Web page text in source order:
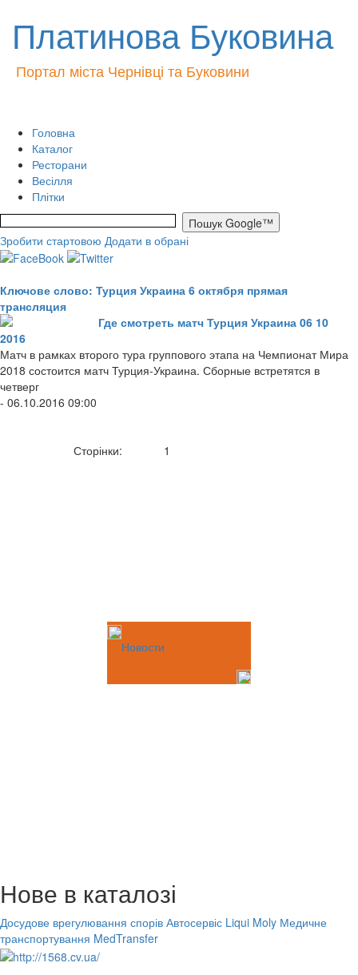
Платинова Буковина
Портал міста Чернівці та Буковини
Головна
Каталог
Ресторани
Весілля
Плітки
Зробити стартовою Додати в обрані
Ключове слово: Турция Украина 6 октября прямая
трансляция
Где смотреть матч Турция Украина 06 10
2016
Матч в рамках второго тура группового этапа на Чемпионат Мира
2018 состоится матч Турция-Украина. Сборные встретятся в
четверг
- 06.10.2016 09:00
Сторінки: 1
Новости
Нове в каталозі
Досудове врегулювання спорів Автосервіс Liqui Moly Медичне
транспортування MedTransfer